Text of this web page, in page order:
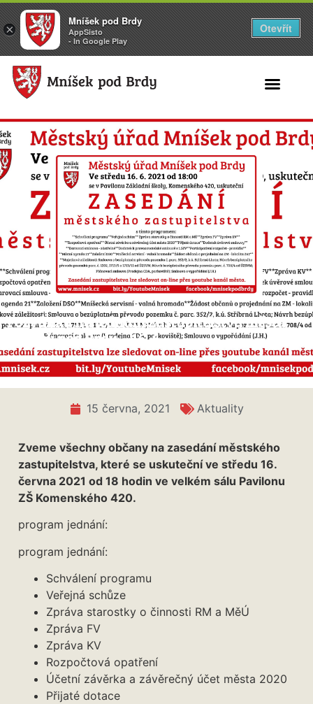
Pozvánka na jednání Zastupitelstva města
Mníšek pod Brdy – 16. 6.
15 června, 2021 Aktuality
Zveme všechny občany na zasedání městského
zastupitelstva, které se uskuteční ve středu 16.
června 2021 od 18 hodin ve velkém sálu Pavilonu
ZŠ Komenského 420.
program jednání:
program jednání:
Schválení programu
Veřejná schůze
Zpráva starostky o činnosti RM a MěÚ
Zpráva FV
Zpráva KV
Rozpočtová opatření
Účetní závěrka a závěrečný účet města 2020
Přijaté dotace
×
Mníšek pod Brdy
AppSisto
- In Google Play
Otevřít